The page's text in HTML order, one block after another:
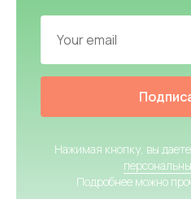
Нажимая кнопку, вы даете
Подробнее можно